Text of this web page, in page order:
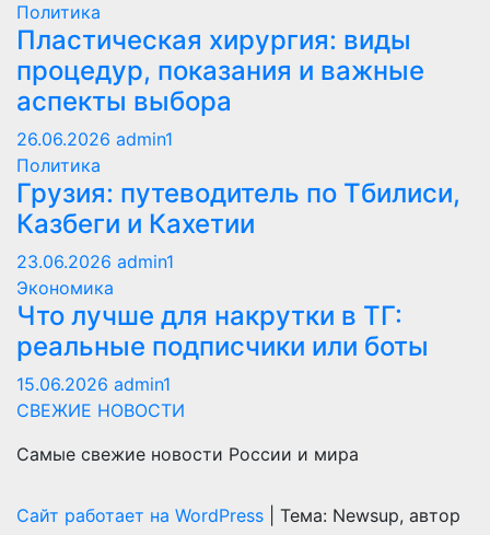
Политика
Пластическая хирургия: виды
процедур, показания и важные
аспекты выбора
26.06.2026 admin1
Политика
Грузия: путеводитель по Тбилиси,
Казбеги и Кахетии
23.06.2026 admin1
Экономика
Что лучше для накрутки в ТГ:
реальные подписчики или боты
15.06.2026 admin1
СВЕЖИЕ НОВОСТИ
Самые свежие новости России и мира
Сайт работает на WordPress
Тема: Newsup, автор